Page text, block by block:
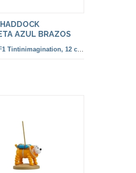
AZUL BRAZOS
Figuras TF1 Tintinimagination, 12 cm. color y francesa